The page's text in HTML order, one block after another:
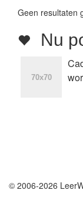
Geen resultaten
Nu
© 2006-2026